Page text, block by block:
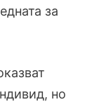
за
но